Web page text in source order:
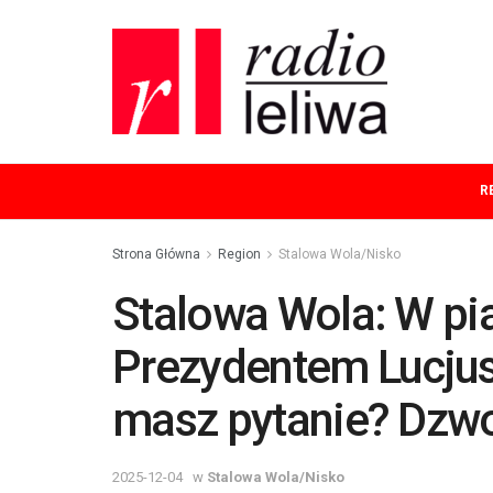
Strona Główna Region Stalowa Wola/Nisko
Stalowa Wola: W
Prezydentem
masz pytanie?
2025-12-04 w Stalowa Wola/Nisko